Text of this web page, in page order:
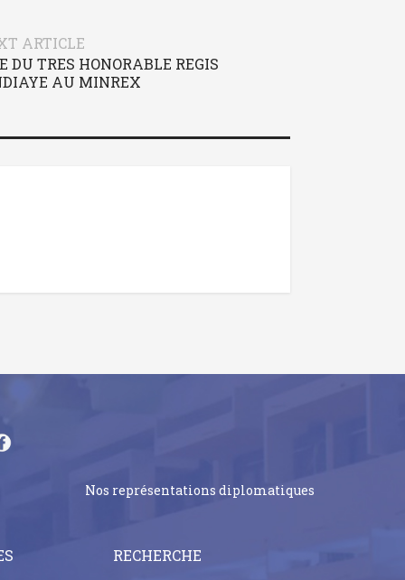
ARTICLE
DU TRES HONORABLE REGIS
AU MINREX
Nos représentations diplomatiques
RECHERCHE